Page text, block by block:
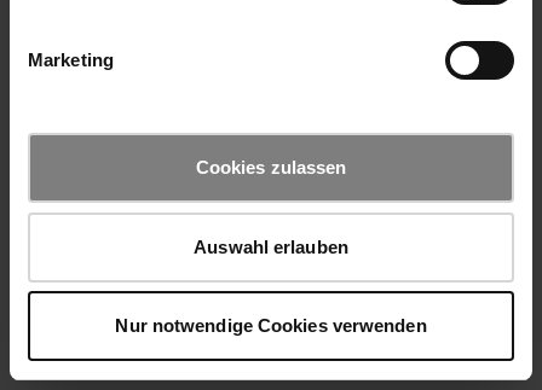
Marketing
Cookies zulassen
Auswahl erlauben
Nur notwendige Cookies verwenden